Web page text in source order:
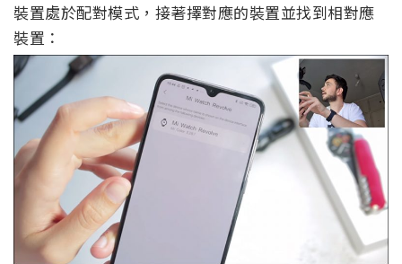
裝置處於配對模式，接著擇對應的裝置並找到相對應
裝置：